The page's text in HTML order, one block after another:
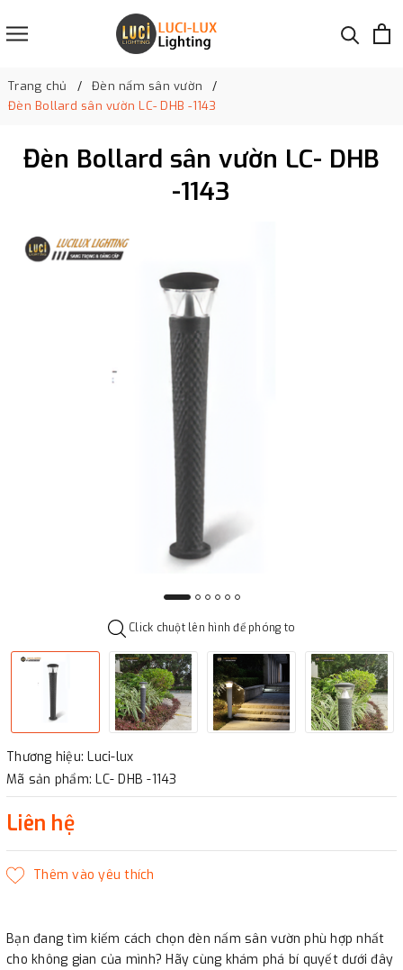
Trang chủ
Đèn nấm sân vườn
Đèn Bollard sân vườn LC- DHB -1143
Đèn Bollard sân vườn LC- DHB
-1143
Click chuột lên hình để phóng to
Thương hiệu: Luci-lux
Mã sản phẩm: LC- DHB -1143
Liên hệ
Bạn đang tìm kiếm cách chọn đèn nấm sân vườn phù hợp nhất
cho không gian của mình? Hãy cùng khám phá bí quyết dưới đây